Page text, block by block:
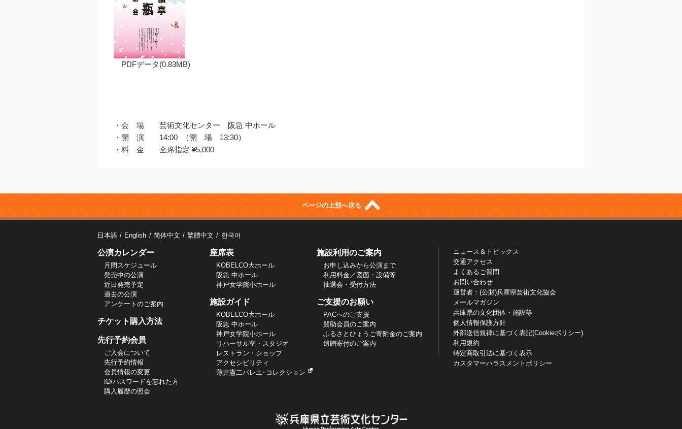
PDFデータ(0.83MB)
・会 場 芸術文化センター 阪急 中ホール
・開 演 14:00 （開 場 13:30）
・料 金 全席指定 ¥5,000
ページの上部へ戻る
日本語 English 简体中文 繁體中文 한국어
公演カレンダー
月間スケジュール
発売中の公演
近日発売予定
過去の公演
アンケートのご案内
チケット購入方法
先行予約会員
ご入会について
先行予約情報
会員情報の変更
ID/パスワードを忘れた方
購入履歴の照会
座席表
KOBELCO大ホール
阪急 中ホール
神戸女学院小ホール
施設ガイド
KOBELCO大ホール
阪急 中ホール
神戸女学院小ホール
リハーサル室・スタジオ
レストラン・ショップ
アクセシビリティ
薄井憲二バレエ･コレクション
施設利用のご案内
お申し込みから公演まで
利用料金／図面・設備等
抽選会・受付方法
ご支援のお願い
PACへのご支援
賛助会員のご案内
ふるさとひょうご寄附金のご案内
遺贈寄付のご案内
ニュース＆トピックス
交通アクセス
よくあるご質問
お問い合わせ
運営者：(公財)兵庫県芸術文化協会
メールマガジン
兵庫県の文化団体・施設等
個人情報保護方針
外部送信規律に基づく表記(Cookieポリシー)
利用規約
特定商取引法に基づく表示
カスタマーハラスメントポリシー